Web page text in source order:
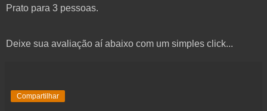
Prato para 3 pessoas.
Deixe sua avaliação aí abaixo com um simples click...
Compartilhar